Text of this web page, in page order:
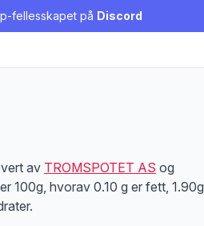
fellesskapet på Discord
av TROMSPOTET AS og
100g, hvorav 0.10 g er fett, 1.90g